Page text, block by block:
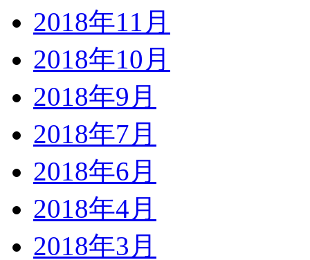
2018年11月
2018年10月
2018年9月
2018年7月
2018年6月
2018年4月
2018年3月